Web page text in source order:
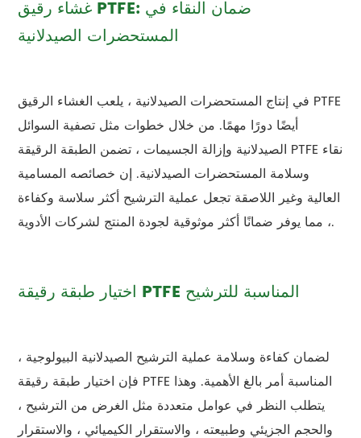
غشاء رقيق PTFE: ضمان النقاء في
المستحضرات الصيدلانية
في إنتاج المستحضرات الصيدلانية ، يلعب الغشاء الرقيق PTFE
أيضًا دورًا مهمًا. من خلال خطوات مثل تصفية السوائل
الصيدلانية وإزالة الجسيمات ، تضمن الطبقة الرقيقة PTFE نقاء
وسلامة المستحضرات الصيدلانية. إن خصائصه المسامية
العالية وغير اللاصقة تجعل عملية الترشيح أكثر سلاسة وكفاءة
، مما يوفر ضمانًا أكثر موثوقية لجودة المنتج لشركات الأدوية.
اختيار طبقة رقيقة PTFE المناسبة للترشيح
لضمان كفاءة وسلامة عملية الترشيح الصيدلانية البيولوجية ،
فإن اختيار طبقة رقيقة PTFE المناسبة أمر بالغ الأهمية. وهذا
يتطلب النظر في عوامل متعددة مثل الغرض من الترشيح ،
والحجم الجزيئي وطبيعته ، والاستقرار الكيميائي ، والاستقرار